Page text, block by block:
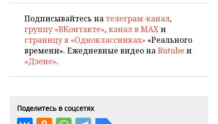
НЕФТЬ
ОПК
ЭНЕРГЕТИКА
ТРАНСПОРТ
УСЛУГИ
МЕДИА
ТЕЛЕКОММУНИКАЦИИ
НОВОСТИ МЕРОПРИЯТИЙ
ВЫЕЗДНАЯ РЕДАКЦИЯ
БИЗНЕС-БРАНЧИ
ОТКРЫТАЯ ЛЕКЦИЯ
СПОРТ
НОВОСТИ СПОРТА
ФУТБОЛ
БАСКЕТБОЛ
ОБЩЕСТВО
НОВОСТИ ОБЩЕСТВА
ИНФРАСТРУКТУРА
ФОТОГАЛЕРЕЯ
СПРАВОЧНИК
Подписывайтесь на телеграм-канал,
группу «ВКонтакте»,канал в MAXи
страницу в «Одноклассниках» «Реального
времени». Ежедневные видео наRutube и
«Дзене».
Поделитесь в соцсетях